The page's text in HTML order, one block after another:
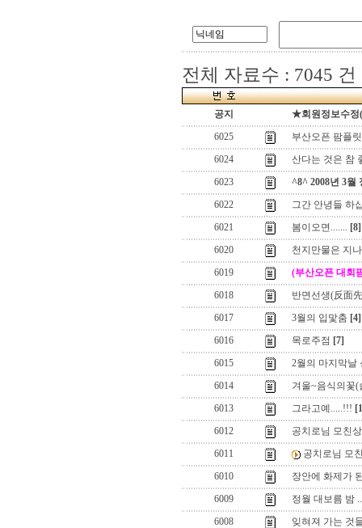
전체 자료수 : 7045 건
공지
★회원정보수정
6025
부산오픈 팜플
6024
산다는 것은 참
6023
^8^ 2008년 3월
6022
그간 안녕들 하
6021
봄이오면....... [8]
6020
천지만물은 지
6019
(부산오픈 대회
6018
반면선생(反面
6017
3월의 입맟춤 [4]
6016
목로주점 [7]
6015
2월의 마지막날
6014
겨울~음식의꽃(
6013
그라고예.....!!!
6012
공치로님 모친상
6011
공치로님 모
6010
장안에 화제가
6009
정월 대보름 밤
6008
잊혀져 가는 것